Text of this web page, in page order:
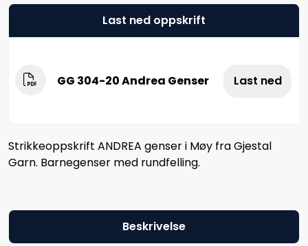
Last ned oppskrift
GG 304-20 Andrea Genser Last ned
Strikkeoppskrift ANDREA genser i Møy fra Gjestal
Garn. Barnegenser med rundfelling.
Beskrivelse